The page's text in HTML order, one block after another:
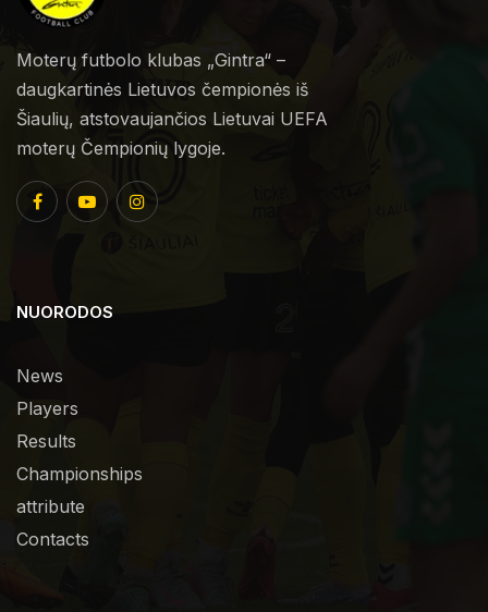
Moterų futbolo klubas „Gintra“ –
daugkartinės Lietuvos čempionės iš
Šiaulių, atstovaujančios Lietuvai UEFA
moterų Čempionių lygoje.
NUORODOS
News
Players
Results
Championships
attribute
Contacts